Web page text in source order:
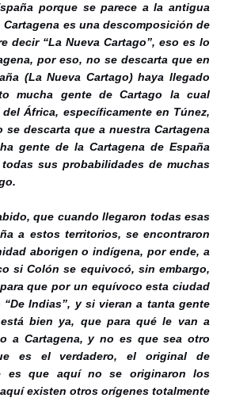
porque se parece a la antigua
es una descomposición de
decir “La Nueva Cartago”, eso es lo
por eso, no se descarta que en
(La Nueva Cartago) haya llegado
mucha gente de Cartago la cual
África, específicamente en Túnez,
se descarta que a nuestra Cartagena
gente de la Cartagena de España
sus probabilidades de muchas
que cuando llegaron todas esas
a estos territorios, se encontraron
aborigen o indígena, por ende, a
si Colón se equivocó, sin embargo,
que por un equívoco esta ciudad
Indias”, y si vieran a tanta gente
bien ya, que para qué le van a
a Cartagena, y no es que sea otro
es el verdadero, el original de
es que aquí no se originaron los
existen otros orígenes totalmente